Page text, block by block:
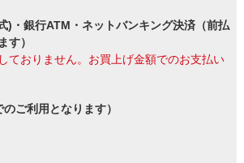
)・銀行ATM・ネットバンキング決済（前払
す）
ておりません。お買上げ金額でのお支払い
ご利用となります）